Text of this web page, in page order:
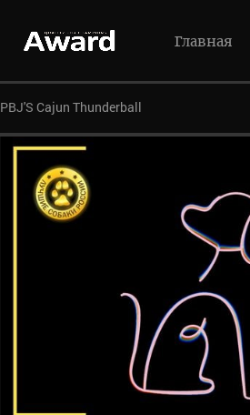
Главная
PBJ'S Cajun Thunderball